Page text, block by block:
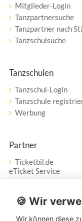
Mitglieder-Login
Tanzpartnersuche
Tanzpartner nach
Tanzschulsuche
Tanzschulen
Tanzschul-Login
Tanzschule
Werbung
Partner
Ticketbil.de
eTicket Service
Vertrag widerrufen
🍪 Wir
Wir können diese